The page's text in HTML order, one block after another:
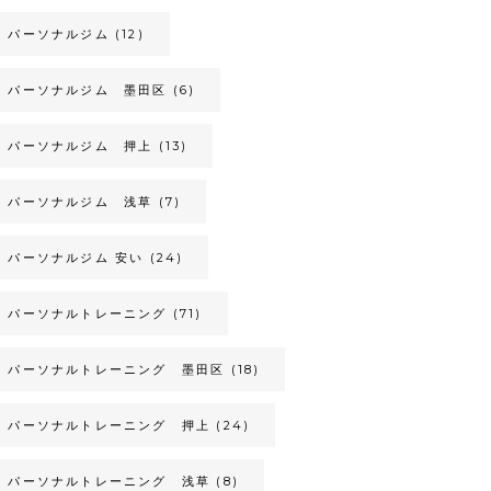
パーソナルジム (12)
パーソナルジム 墨田区 (6)
パーソナルジム 押上 (13)
パーソナルジム 浅草 (7)
パーソナルジム 安い (24)
パーソナルトレーニング (71)
パーソナルトレーニング 墨田区 (18)
パーソナルトレーニング 押上 (24)
パーソナルトレーニング 浅草 (8)